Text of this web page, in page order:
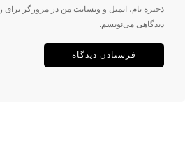
ذخیره نام، ایمیل و وبسایت من در مرورگر برای
دیدگاهی می‌نویسم.